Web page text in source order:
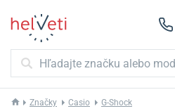
Značky Casio G-Shock